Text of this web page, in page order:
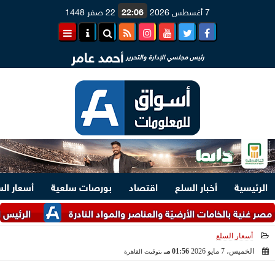
7 أغسطس 2026 22:06 22 صفر 1448
رئيس مجلسي الإدارة والتحرير أحمد عامر
الرئيسية أخبار السلع اقتصاد بورصات سلعية
أسعار
الرئيس السيسي
الأرضيّة والعناصر والمواد النادرة
أسعار السلع
الخميس، 7 مايو 2026
01:56 مـ بتوقيت القاهرة